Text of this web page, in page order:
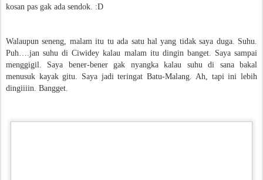
kosan pas gak ada sendok. :D
Walaupun seneng, malam itu tu ada satu hal yang tidak saya duga. Suhu.
Puh….jan suhu di Ciwidey kalau malam itu dingin banget. Saya sampai
menggigil. Saya bener-bener gak nyangka kalau suhu di sana bakal
menusuk kayak gitu. Saya jadi teringat Batu-Malang. Ah, tapi ini lebih
dingiiiin. Bangget.